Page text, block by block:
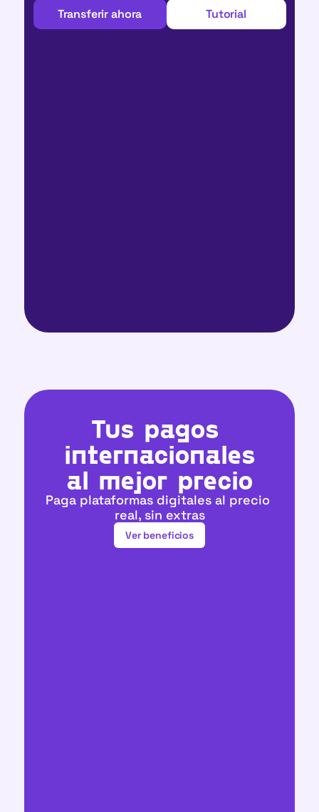
Transferir ahora
Tutorial
Tus pagos
internacionales
al mejor precio
Paga plataformas digitales al precio
real, sin extras
Ver beneficios